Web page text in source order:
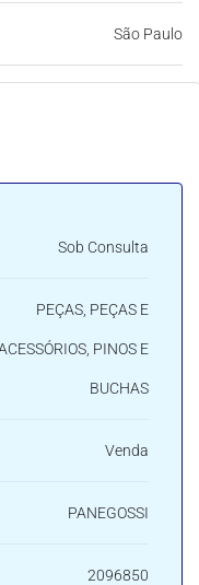
São Paulo
Sob Consulta
PEÇAS, PEÇAS E
PINOS E
BUCHAS
Venda
PANEGOSSI
2096850